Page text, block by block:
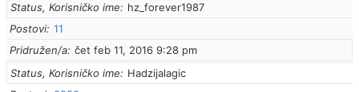
Status, Korisničko ime
hz_forever1987
Postovi 11
Pridružen/a čet feb 11, 2016 9:28 pm
Status, Korisničko ime
Hadzijalagic